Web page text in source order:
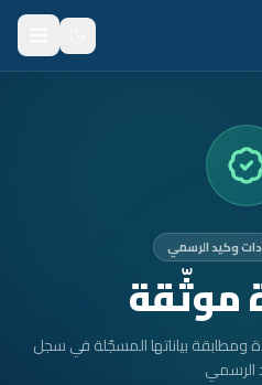
وكيد الرسمي
موثّقة
بياناتها المسجّلة في سجل
الرسمي